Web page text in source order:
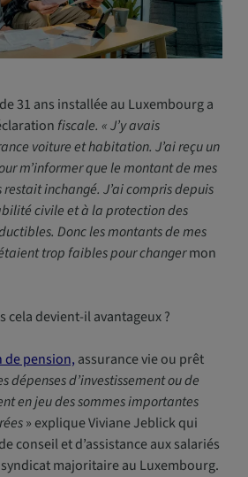
31 ans installée au Luxembourg a
fiscale. « J’y avais
voiture et habitation. J’ai reçu un
m’informer que le montant de mes
inchangé. J’ai compris depuis
civile et à la protection des
Donc les montants de mes
trop faibles pour changermon
cela devient-il avantageux ?
de pension, assurance vie ou prêt
dépenses d’investissement ou de
en jeu des sommes importantes
» explique Viviane Jeblick qui
conseil et d’assistance aux salariés
syndicat majoritaire au Luxembourg.